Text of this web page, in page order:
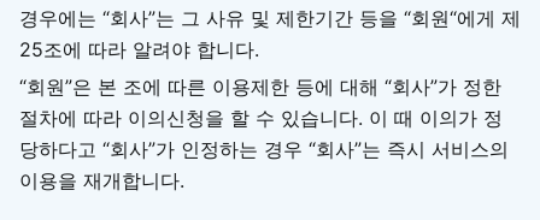
경우에는 “회사”는 그 사유 및 제한기간 등을 “회원“에게 제
25조에 따라 알려야 합니다.
“회원”은 본 조에 따른 이용제한 등에 대해 “회사”가 정한
절차에 따라 이의신청을 할 수 있습니다. 이 때 이의가 정
당하다고 “회사”가 인정하는 경우 “회사”는 즉시 서비스의
이용을 재개합니다.